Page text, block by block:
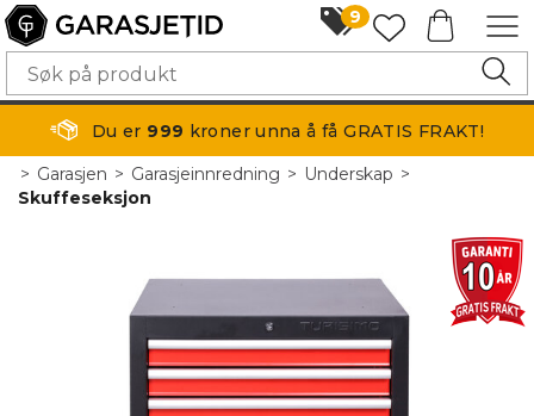
9
Du er 999 kroner unna å få GRATIS FRAKT!
>Garasjen>Garasjeinnredning> Underskap>
Skuffeseksjon